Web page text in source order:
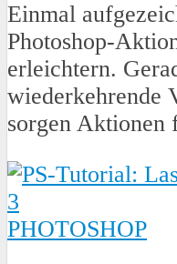
Einmal
Photoshop-
erleichtern.
wiederkehrende
sorgen Aktionen
PHOTOSHOP